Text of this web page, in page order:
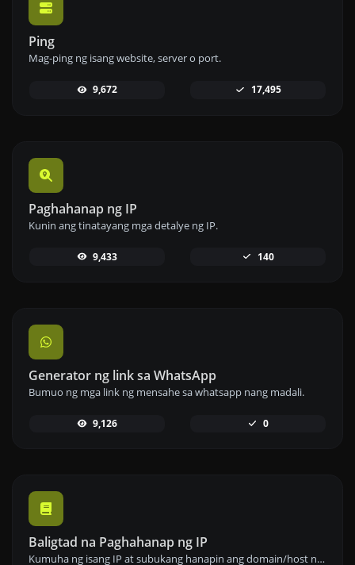
Ping
Mag-ping ng isang website, server o port.
9,672 17,495
Paghahanap ng IP
Kunin ang tinatayang mga detalye ng IP.
9,433 140
Generator ng link sa WhatsApp
Bumuo ng mga link ng mensahe sa whatsapp nang madali.
9,126 0
Baligtad na Paghahanap ng IP
Kumuha ng isang IP at subukang hanapin ang domain/host na nauugnay dito.